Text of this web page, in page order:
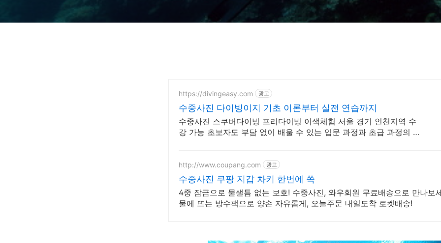
https://divingeasy.com 광고
수중사진 다이빙이지 기초 이론부터 실전 연습까지
수중사진 스쿠버다이빙 프리다이빙 이색체험 서울 경기 인천지역 수
강 가능 초보자도 부담 없이 배울 수 있는 입문 과정과 초급 과정의 체
http://www.coupang.com 광고
수중사진 쿠팡 지갑 차키 한번에 쏙
4중 잠금으로 물샐틈 없는 보호! 수중사진, 와우회원 무료배송으로 만나보
물에 뜨는 방수팩으로 양손 자유롭게, 오늘주문 내일도착 로켓배송!